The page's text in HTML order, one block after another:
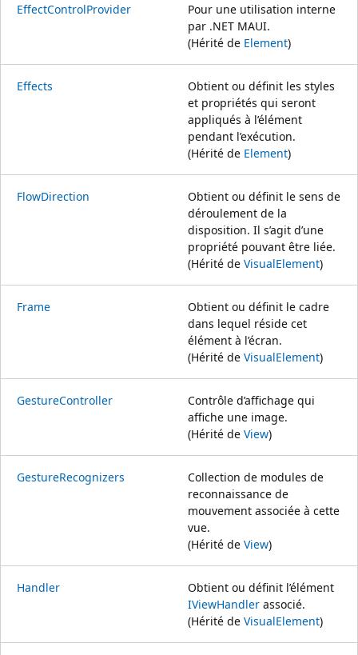
EffectControlProvider
Pour une utilisation interne
par .NET MAUI.
(Hérité de Element)
Effects
Obtient ou définit les styles
et propriétés qui seront
appliqués à l’élément
pendant l’exécution.
(Hérité de Element)
FlowDirection
Obtient ou définit le sens de
déroulement de la
disposition. Il s’agit d’une
propriété pouvant être liée.
(Hérité de VisualElement)
Frame
Obtient ou définit le cadre
dans lequel réside cet
élément à l’écran.
(Hérité de VisualElement)
GestureController
Contrôle d’affichage qui
affiche une image.
(Hérité de View)
GestureRecognizers
Collection de modules de
reconnaissance de
mouvement associée à cette
vue.
(Hérité de View)
Handler
Obtient ou définit l’élément
IViewHandler associé.
(Hérité de VisualElement)